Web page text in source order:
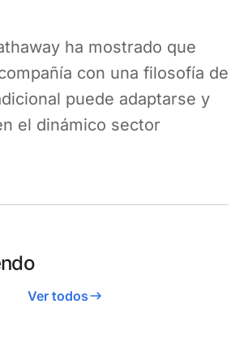
ha mostrado que
con una filosofía de
puede adaptarse y
el dinámico sector
Ver todos